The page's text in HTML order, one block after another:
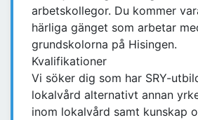
arbetskollegor. Du kommer
härliga gänget som arbetar
grundskolorna på Hisingen.
Kvalifikationer
Vi söker dig som har SRY-
lokalvård alternativt annan
inom lokalvård samt kunskap